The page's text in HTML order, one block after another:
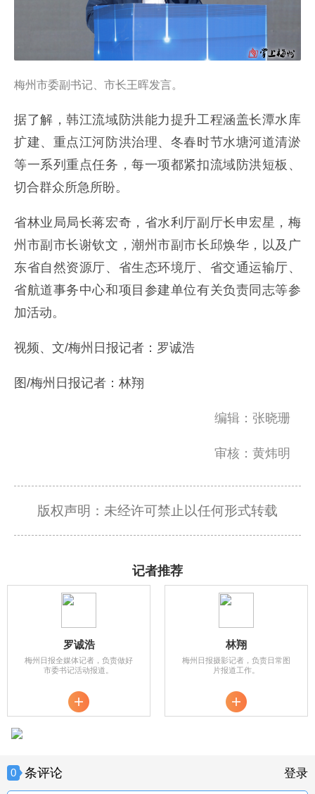
梅州市委副书记、市长王晖发言。
扩建、重点江河防洪治理、冬春时节水塘河道清淤
等一系列重点任务，每一项都紧扣流域防洪短板、
切合群众所急所盼。
州市副市长谢钦文，潮州市副市长邱焕华，以及广
东省自然资源厅、省生态环境厅、省交通运输厅、
省航道事务中心和项目参建单位有关负责同志等参
加活动。
版权声明：未经许可禁止以任何形式转载
市委书记活动报道。
片报道工作。
来说两句吧。。。